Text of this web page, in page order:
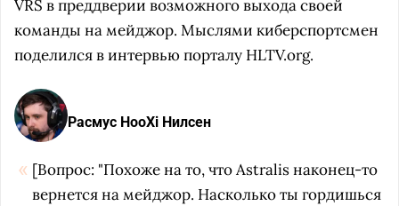
VRS в преддверии возможного выхода своей
команды на мейджор. Мыслями киберспортсмен
поделился в интервью порталу HLTV.org.
Расмус HooXi Нилсен
[Вопрос: "Похоже на то, что Astralis наконец-то
вернется на мейджор. Насколько ты гордишься